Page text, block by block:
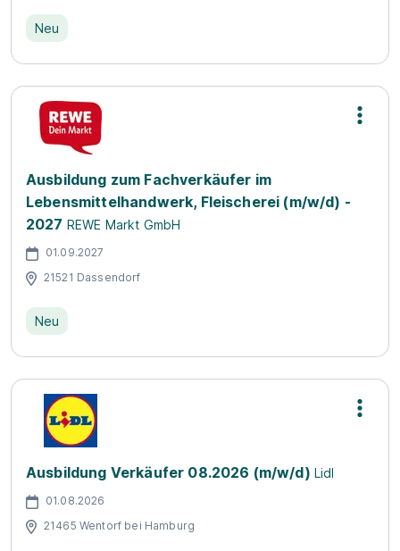
Neu
Ausbildung zum Fachverkäufer im
Lebensmittelhandwerk, Fleischerei (m/w/d) -
2027 REWE Markt GmbH
01.09.2027
21521 Dassendorf
Neu
Ausbildung Verkäufer 08.2026 (m/w/d) Lidl
01.08.2026
21465 Wentorf bei Hamburg